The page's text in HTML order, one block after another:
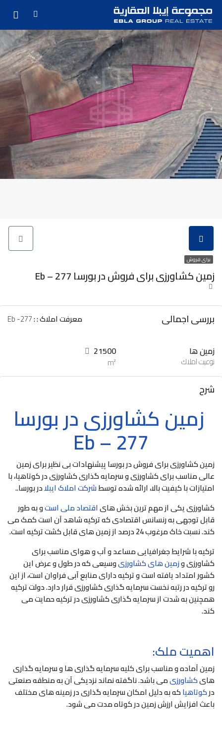
برای فروش
زمین کشاورزی برای فروش در بورسا Eb – 277
بررسی اجمالی معرفت املاک : :
زمین ها
نوعيت املاك
21500
m²
شرح
زمین کشاورزی در بورسا
Eb – 277
زمین کشاورزی برای فروش در بورسا پیشنهادات بی نظیر برای زمین
عالی مناسب برای کشاورزی و سرمایه گذاری کشاورزی در کوتاهیا، با
امتیازات با کیفیت بالا، ارائه شده توسطشرکت املاک ايبلادر بورسا..
کشاورزی یکی از مهم ترین بخش هایاقتصاد ملی استو به طور
قابل توجهی به رنسانس اقتصادی که ترکیه شاهد آن است کمک می
کند. نسبت خاک مرغوب 24 درصد از زمین های قابل کشت ترکیه است.
ترکیه با شرایط جغرافیایی مساعد و آب و هوای مناسب برای
کشاورزی وزمین های کشاورزیوسیعی که در طول و عرض این
کشور امتداد یافته است و ترکیه دارای منابع آبی فراوان است، از این
رو ترکیه در رتبه نخست سرمایه گذاری کشاورزی قرار دارد. دولت ترکیه
همچنین به شدت از سرمایه گذاری کشاورزی در ترکیه حمایت می
کند.
اهمیت ملک:
زمین آماده و مناسب برای کلیه سرمایه گذاری ها و سرمایه گذاری
هایکشاورزیمی باشد. ناگفته نماند نزدیکی آن به منطقه صنعتی
درکوتاهیاکه به دلیل امکان سرمایه گذاری در زمینه های مختلف
باعث افزایش ارزش زمین در کوتاه مدت می شود.